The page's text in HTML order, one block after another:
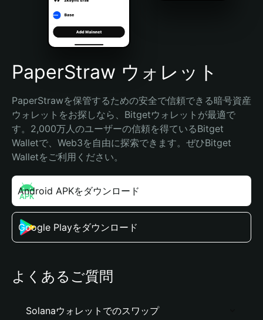
Português (Brasil)
Español (Argentina)
PaperStraw ウォレット
PaperStrawを保管するための安全で信頼できる暗号資産
ウォレットをお探しなら、Bitgetウォレットが最適で
す。2,000万人のユーザーの信頼を得ているBitget
Walletで、Web3を自由に探索できます。ぜひBitget
Walletをご利用ください。
Android APKをダウンロード
Google Playをダウンロード
よくあるご質問
Solanaウォレットでのスワップ